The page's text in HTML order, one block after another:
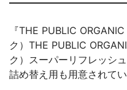
『THE PUBLIC
ク）THE PUBLIC
ク）スーパーリフレッシ
詰め替え用も用意されてい